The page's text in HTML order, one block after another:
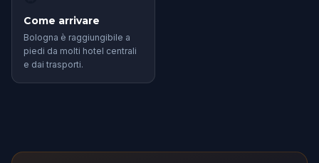
Come arrivare
Bologna è raggiungibile a
piedi da molti hotel centrali
e dai trasporti.